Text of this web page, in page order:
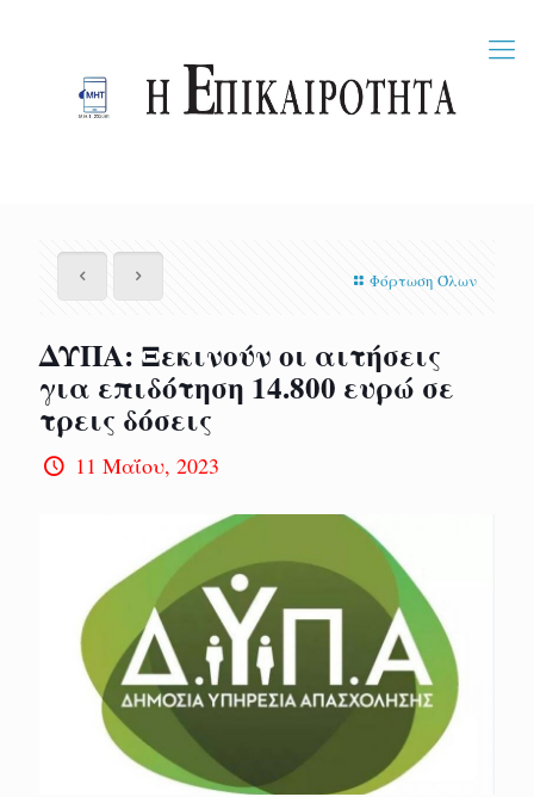
Φόρτωση Όλων
ΔΥΠΑ: Ξεκινούν οι αιτήσεις
για επιδότηση 14.800 ευρώ σε
τρεις δόσεις
11 Μαΐου, 2023